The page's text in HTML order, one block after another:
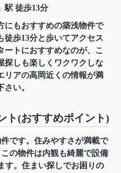
」駅 徒歩13分
にもおすすめの築浅物件で
徒歩13分と歩いてアクセス
ートにおすすめなのが、こ
探しも楽しくワクワクしな
リアの高岡近くの情報が満
い。
ト(おすすめポイント)
です。住みやすさが満載で
の物件は内観も綺麗で設備
す。住まい探しでお困りの